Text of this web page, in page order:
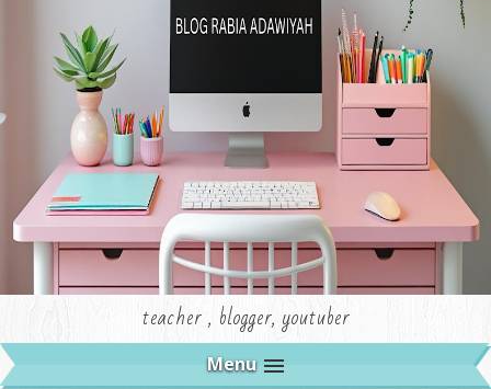
teacher , blogger, youtuber
Menu